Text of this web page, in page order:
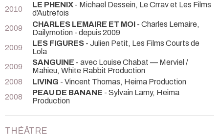
2010
LE PHENIX - Michael Dessein, Le Crrav et Les Films
d’Autrefois
2009
CHARLES LEMAIRE ET MOI - Charles Lemaire,
Dailymotion - depuis 2009
2009
LES FIGURES - Julien Petit, Les Films Courts de
Lola
2009
SANGUINE - avec Louise Chabat — Merviel /
Mahieu, White Rabbit Production
2008
LIVING - Vincent Thomas, Heima Production
2008
PEAU DE BANANE - Sylvain Lamy, Heima
Production
THÉÂTRE